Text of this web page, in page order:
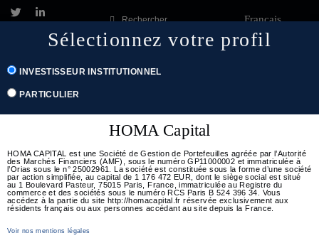
Rechercher Français
INTERVIEWS
Sélectionnez votre profil
INVESTISSEUR INSTITUTIONNEL
PARTICULIER
HOMA Capital
HOMA CAPITAL est une Société de Gestion de Portefeuilles agréée par l’Autorité
des Marchés Financiers (AMF), sous le numéro GP11000002 et immatriculée à
l’Orias sous le n° 25002961. La société est constituée sous la forme d’une société
par action simplifiée, au capital de 1 176 472 EUR, dont le siège social est situé
au 1 Boulevard Pasteur, 75015 Paris, France, immatriculée au Registre du
commerce et des sociétés sous le numéro RCS Paris B 524 396 34. Vous
accédez à la partie du site http://homacapital.fr réservée exclusivement aux
résidents français ou aux personnes accédant au site depuis la France.
Voir nos mentions légales